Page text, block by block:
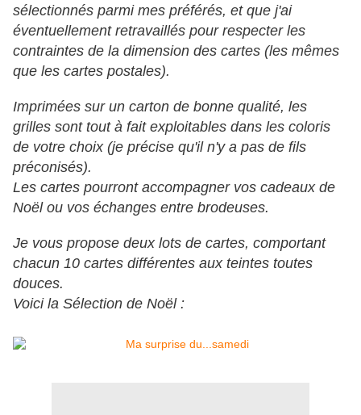
sélectionnés parmi mes préférés, et que j'ai
éventuellement retravaillés pour respecter les
contraintes de la dimension des cartes (les mêmes
que les cartes postales).
Imprimées sur un carton de bonne qualité, les
grilles sont tout à fait exploitables dans les coloris
de votre choix (je précise qu'il n'y a pas de fils
préconisés).
Les cartes pourront accompagner vos cadeaux de
Noël ou vos échanges entre brodeuses.
Je vous propose deux lots de cartes, comportant
chacun 10 cartes différentes aux teintes toutes
douces.
Voici la Sélection de Noël :